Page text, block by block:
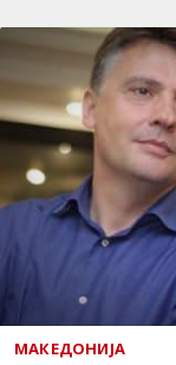
МАКЕДОНИЈА